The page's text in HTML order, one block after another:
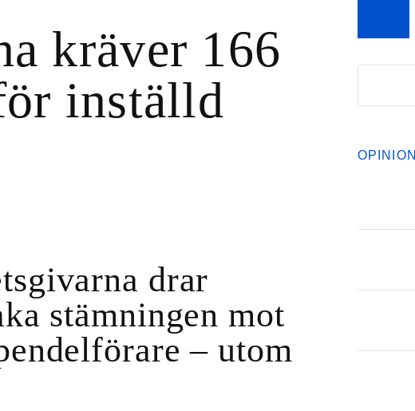
kräver 166
inställd
drar
stämningen mot
– utom
OPINION